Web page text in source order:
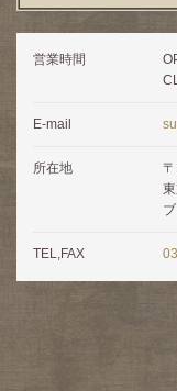
営業時間
E-mail
所在地
TEL,FAX